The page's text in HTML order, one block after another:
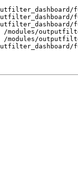
/modules/
/modules/